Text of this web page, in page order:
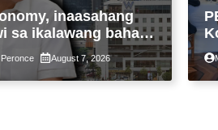
inaasahang
sa ikalawang bahagi
kasunod ng 2.3%
ng Middle East
ng public
August 7, 2026